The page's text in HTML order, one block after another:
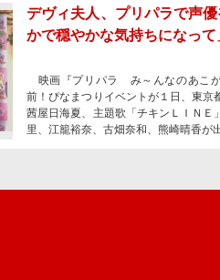
デヴィ夫人、プリパラで声
かで穏やかな気持ちになって
映画『プリパラ み～んなのあこ
前！ぴなまつりイベントが１日、東京
茜屋日海夏、主題歌「チキンＬＩＮ
里、江籠裕奈、古畑奈和、熊崎晴香が